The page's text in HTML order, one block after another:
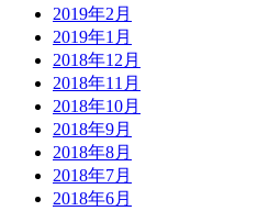
2019年2月
2019年1月
2018年12月
2018年11月
2018年10月
2018年9月
2018年8月
2018年7月
2018年6月